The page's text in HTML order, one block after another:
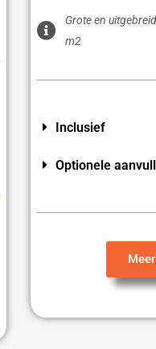
Grote en
m2
Inclusief
Optionele